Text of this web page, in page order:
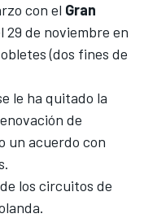
con el Gran
29 de noviembre en
(dos fines de
le ha quitado la
de
un acuerdo con
los circuitos de